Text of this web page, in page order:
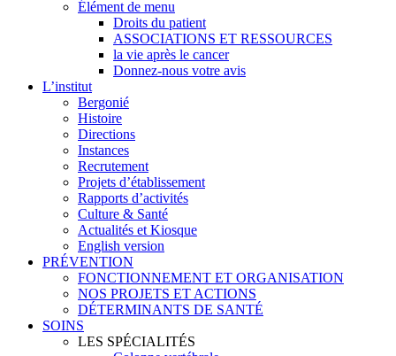
Élément de menu
Droits du patient
ASSOCIATIONS ET RESSOURCES
la vie après le cancer
Donnez-nous votre avis
L’institut
Bergonié
Histoire
Directions
Instances
Recrutement
Projets d’établissement
Rapports d’activités
Culture & Santé
Actualités et Kiosque
English version
PRÉVENTION
FONCTIONNEMENT ET ORGANISATION
NOS PROJETS ET ACTIONS
DÉTERMINANTS DE SANTÉ
SOINS
LES SPÉCIALITÉS